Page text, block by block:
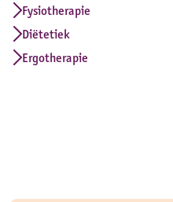
Fysiotherapie
Diëtetiek
Ergotherapie